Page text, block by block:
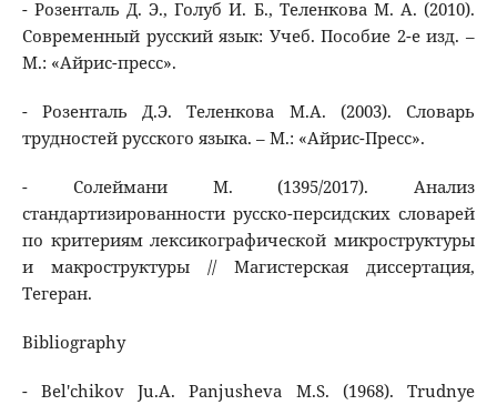
- Розенталь Д. Э., Голуб И. Б., Теленкова М. А. (2010).
Современный русский язык: Учеб. Пособие 2-е изд. –
М.: «Айрис-пресс».
- Розенталь Д.Э. Теленкова М.А. (2003). Словарь
трудностей русского языка. – М.: «Айрис-Пресс».
- Солеймани М. (1395/2017). Анализ
стандартизированности русско-персидских словарей
по критериям лексикографической микроструктуры
и макроструктуры // Магистерская диссертация,
Тегеран.
Bibliography
- Bel'chikov Ju.A. Panjusheva M.S. (1968). Trudnye